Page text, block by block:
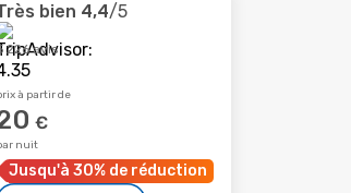
bien 4,4/5
226 avis
à partir de
€
nuit
Jusqu'à 30% de réduction